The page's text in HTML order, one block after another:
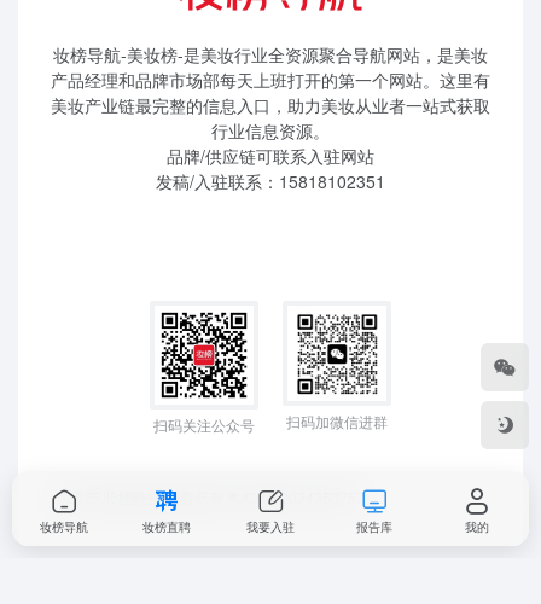
妆榜导航-美妆榜-是美妆行业全资源聚合导航网站，是美妆
产品经理和品牌市场部每天上班打开的第一个网站。这里有
美妆产业链最完整的信息入口，助力美妆从业者一站式获取
行业信息资源。
品牌/供应链可联系入驻网站
发稿/入驻联系：15818102351
扫码关注公众号 扫码加微信进群
©2025 妆榜科技 版权所有 粤ICP备2024350757
妆榜导航 妆榜直聘 我要入驻 报告库 我的